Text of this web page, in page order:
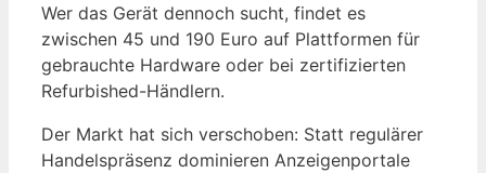
Wer das Gerät dennoch sucht, findet es
zwischen 45 und 190 Euro auf Plattformen für
gebrauchte Hardware oder bei zertifizierten
Refurbished-Händlern.
Der Markt hat sich verschoben: Statt regulärer
Handelspräsenz dominieren Anzeigenportale